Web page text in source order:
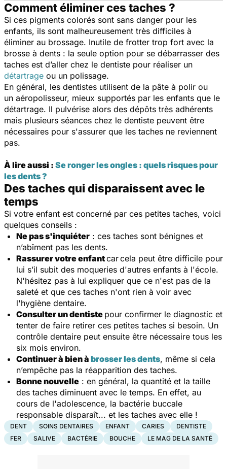
Comment éliminer ces taches ?
Si ces pigments colorés sont sans danger pour les
enfants, ils sont malheureusement très difficiles à
éliminer au brossage. Inutile de frotter trop fort avec la
brosse à dents : la seule option pour se débarrasser des
taches est d’aller chez le dentiste pour réaliser un
détartrage ou un polissage.
En général, les dentistes utilisent de la pâte à polir ou
un aéropolisseur, mieux supportés par les enfants que le
détartrage. Il pulvérise alors des dépôts très adhérents
mais plusieurs séances chez le dentiste peuvent être
nécessaires pour s'assurer que les taches ne reviennent
pas.
À lire aussi : Se ronger les ongles : quels risques pour
les dents ?
Des taches qui disparaissent avec le
temps
Si votre enfant est concerné par ces petites taches, voici
quelques conseils :
Ne pas s'inquiéter : ces taches sont bénignes et
n’abîment pas les dents.
Rassurer votre enfantcarcela peut être difficile pour
lui s’il subit des moqueries d'autres enfants à l'école.
N'hésitez pas à lui expliquer que ce n'est pas de la
saleté et que ces taches n'ont rien à voir avec
l'hygiène dentaire.
Consulter un dentiste pour confirmer le diagnostic et
tenter de faire retirer ces petites taches si besoin. Un
contrôle dentaire peut ensuite être nécessaire tous les
six mois environ.
Continuer à bien à brosser les dents, même si cela
n’empêche pas la réapparition des taches.
Bonne nouvelle : en général, la quantité et la taille
des taches diminuent avec le temps. En effet, au
cours de l'adolescence, la bactérie buccale
responsable disparaît... et les taches avec elle !
DENT SOINS DENTAIRES ENFANT CARIES
DENTISTE
FER
SALIVE BACTÉRIE BOUCHE LE MAG DE LA SANTÉ